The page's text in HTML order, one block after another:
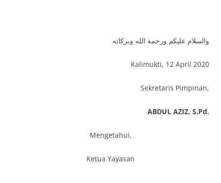
والسلام عليكم ورحمة الله وبركاته
Kalimukti, 12 April 2020
Sekretaris Pimpinan,
ABDUL AZIZ, S.Pd.
Mengetahui,
Ketua Yayasan